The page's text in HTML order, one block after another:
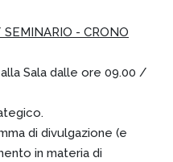
- CRONO
Sala dalle ore 09.00 /
di divulgazione (e
in materia di